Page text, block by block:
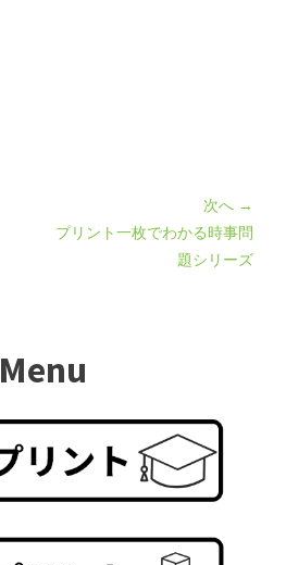
次へ →
プリント一枚でわかる時事問
題シリーズ
Menu